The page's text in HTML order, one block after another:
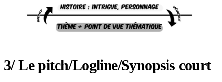
3/ Le pitch/Logline/Synopsis court